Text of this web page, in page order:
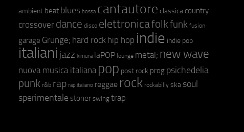
ambient beat blues bossa cantautore classica country
crossover dance disco elettronicafolkfunk fusion
garage Grunge; hard rock hip hop indie indie pop
italiani jazz kimura laPOP lounge metal; new wave
nuova musica italiana pop post rock prog psichedelia
punk r&b rap rap italiano reggae rock rockabilly ska soul
sperimentale stoner swing trap